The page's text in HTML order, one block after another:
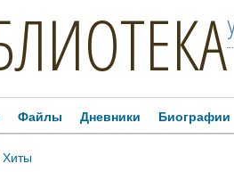
Файлы Дневники Биографии